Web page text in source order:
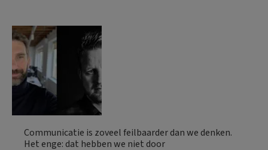
Communicatie is zoveel feilbaarder dan we denken.
Het enge: dat hebben we niet door